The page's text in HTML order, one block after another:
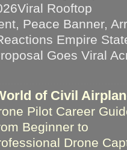
Rooftop
Peace Banner,
Empire
Goes Viral
of Civil
Pilot Career
Beginner to
Drone